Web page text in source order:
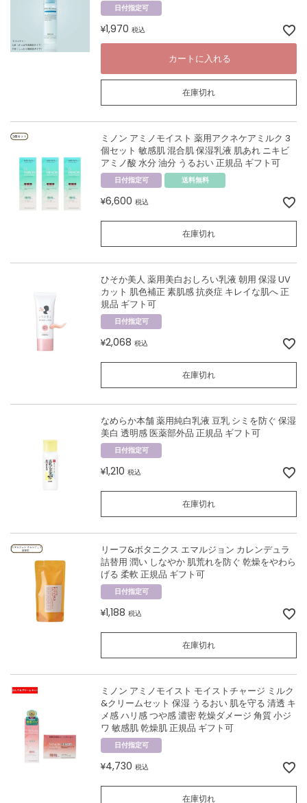
日付指定可
¥1,970 税込
カートに入れる
在庫切れ
ミノン アミノモイスト 薬用アクネケアミルク 3
個セット 敏感肌 混合肌 保湿乳液 肌あれ ニキビ
アミノ酸 水分 油分 うるおい 正規品 ギフト可
日付指定可 送料無料
¥6,600 税込
在庫切れ
ひそか美人 薬用美白おしろい乳液 朝用 保湿 UV
カット 肌色補正 素肌感 抗炎症 キレイな肌へ 正
規品 ギフト可
日付指定可
¥2,068 税込
在庫切れ
なめらか本舗 薬用純白乳液 豆乳 シミを防ぐ 保湿
美白 透明感 医薬部外品 正規品 ギフト可
日付指定可
¥1,210 税込
在庫切れ
リーフ&ボタニクス エマルジョン カレンデュラ
詰替用 潤い しなやか 肌荒れを防ぐ 乾燥をやわら
げる 柔軟 正規品 ギフト可
日付指定可
¥1,188 税込
在庫切れ
ミノン アミノモイスト モイストチャージ ミルク
&クリームセット 保湿 うるおい 肌を守る 清透 キ
メ感 ハリ感 つや感 濃密 乾燥ダメージ 角質 小ジ
ワ 敏感肌 乾燥肌 正規品 ギフト可
日付指定可
¥4,730 税込
在庫切れ